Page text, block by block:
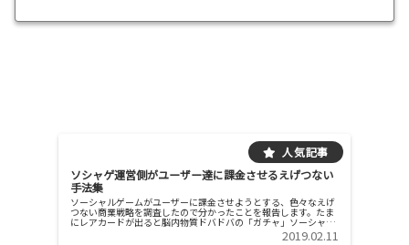
ソシャゲ運営側がユーザー達に課金させるえげつない
手法集
ソーシャルゲームがユーザーに課金させようとする、色々なえげ
つない商業戦略を調査したので分かったことを報告します。たま
にレアカードが出ると脳内物質ドバドバの「ガチャ」ソーシャル
ゲームに含まれる「ガチャ」の問題点 みんなが欲しいレアカード
2019.02.11